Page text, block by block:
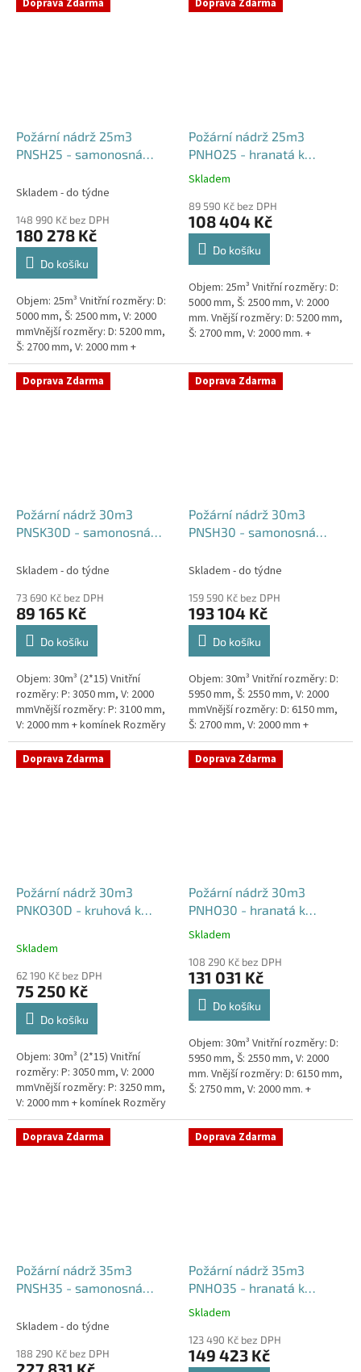
Doprava Zdarma
Požární nádrž 25m3
PNSH25 - samonosná
Skladem - do týdne
148 990 Kč bez DPH
180 278 Kč
Do košíku
Objem: 25m³ Vnitřní rozměry: D:
5000 mm, Š: 2500 mm, V: 2000
mmVnější rozměry: D: 5200 mm,
Š: 2700 mm, V: 2000 mm +
komínek Běžná doba dodání 2-3
týdny od objednávky. Rozměry...
Doprava Zdarma
Požární nádrž 25m3
PNHO25 - hranatá k
obetonování
Průměrné
produktu
je
5,0
hvězdiček.
Skladem
89 590 Kč bez DPH
108 404 Kč
Do košíku
Objem: 25m³ Vnitřní rozměry: D:
5000 mm, Š: 2500 mm, V: 2000
mm. Vnější rozměry: D: 5200 mm,
Š: 2700 mm, V: 2000 mm. +
týdny od objednávky....
Doprava Zdarma
Požární nádrž 30m3
PNSK30D - samonosná
Skladem - do týdne
73 690 Kč bez DPH
89 165 Kč
Do košíku
Objem: 30m³ (2*15) Vnitřní
rozměry: P: 3050 mm, V: 2000
mmVnější rozměry: P: 3100 mm,
V: 2000 mm + komínek Rozměry
nádrže možno jakkoliv upravit -
vyrobíme nádrž na...
Doprava Zdarma
Požární nádrž 30m3
PNSH30 - samonosná
Skladem - do týdne
159 590 Kč bez DPH
193 104 Kč
Do košíku
Objem: 30m³ Vnitřní rozměry: D:
5950 mm, Š: 2550 mm, V: 2000
mmVnější rozměry: D: 6150 mm,
Š: 2700 mm, V: 2000 mm +
komínek Běžná doba dodání 2-3
týdny od objednávky. Rozměry...
Doprava Zdarma
Požární nádrž 30m3
PNKO30D - kruhová k
Skladem
62 190 Kč bez DPH
75 250 Kč
Do košíku
Objem: 30m³ (2*15) Vnitřní
rozměry: P: 3050 mm, V: 2000
mmVnější rozměry: P: 3250 mm,
V: 2000 mm + komínek Rozměry
nádrže možno jakkoliv upravit -
vyrobíme nádrž na...
Doprava Zdarma
Požární nádrž 30m3
PNHO30 - hranatá k
obetonování
Průměrné
produktu
je
5,0
hvězdiček.
Skladem
108 290 Kč bez DPH
131 031 Kč
Do košíku
Objem: 30m³ Vnitřní rozměry: D:
5950 mm, Š: 2550 mm, V: 2000
mm. Vnější rozměry: D: 6150 mm,
Š: 2750 mm, V: 2000 mm. +
týdny od objednávky....
Doprava Zdarma
Požární nádrž 35m3
PNSH35 - samonosná
Skladem - do týdne
188 290 Kč bez DPH
Doprava Zdarma
Požární nádrž 35m3
PNHO35 - hranatá k
obetonování
Průměrné
produktu
je
Skladem
123 490 Kč bez DPH
149 423 Kč